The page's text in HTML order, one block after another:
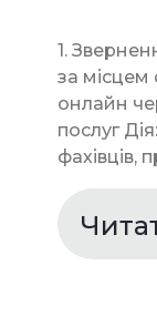
1.
за
онлайн
послуг
фахівців,